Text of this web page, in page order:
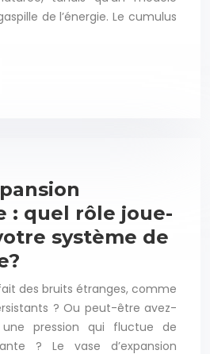
de l’énergie. Le cumulus
: quel rôle joue-
système de
des bruits étranges, comme
? Ou peut-être avez-
pression qui fluctue de
? Le vase d’expansion